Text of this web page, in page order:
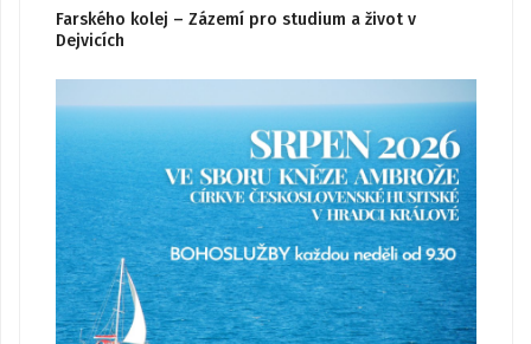
Farského kolej – Zázemí pro studium a život v
Dejvicích